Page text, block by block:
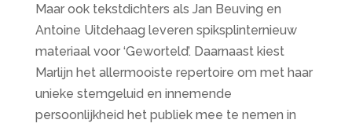
Maar ook tekstdichters als Jan Beuving en
Antoine Uitdehaag leveren spiksplinternieuw
materiaal voor ‘Geworteld’. Daarnaast kiest
Marlijn het allermooiste repertoire om met haar
unieke stemgeluid en innemende
persoonlijkheid het publiek mee te nemen in